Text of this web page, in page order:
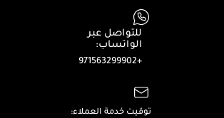
للتواصل عبر
الواتساب:
+971563299902
توقيت خدمة العملاء: